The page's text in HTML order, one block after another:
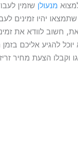
מנעולן שזמין
יהיו זמינים
חשוב לוודא את
יוכל להגיע אליכם